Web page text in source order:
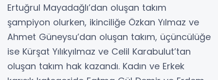
Ertuğrul Mayadağlı’dan oluşan takım
şampiyon olurken, ikinciliğe Özkan Yılmaz ve
Ahmet Güneysu’dan oluşan takım, üçüncülüğe
ise Kürşat Yılıkyılmaz ve Celil Karabulut’tan
oluşan takım hak kazandı. Kadın ve Erkek